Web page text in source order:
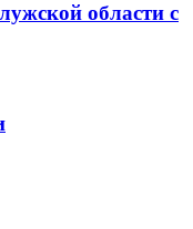
области с